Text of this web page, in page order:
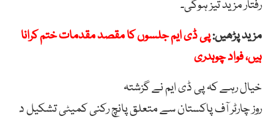
رفتار مزید تیز ہوگی۔
مزید پڑھیں:پی ڈی ایم جلسوں کا مقصد مقدمات ختم کرانا
ہیں، فواد چوہدری
خیال رہے کہ پیڈیایم نے گزشتہ
روزچارٹرآفپاکستانسےمتعلقپانچرکنیکمیٹیتشکیلد